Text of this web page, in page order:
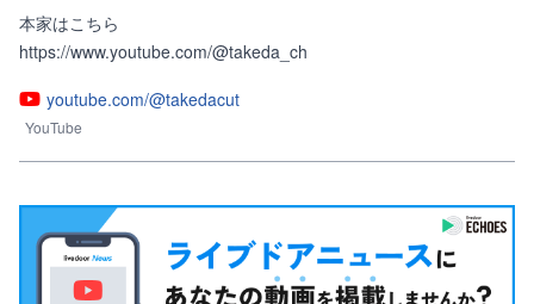
本家はこちら
https://www.youtube.com/@takeda_ch
youtube.com/@takedacut
YouTube